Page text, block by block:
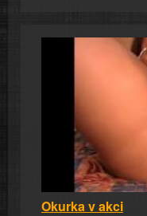
Okurka v akci